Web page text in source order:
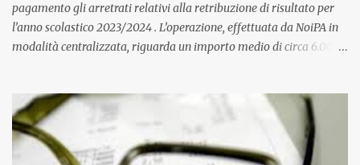
pagamento gli arretrati relativi alla retribuzione di risultato per
l’anno scolastico 2023/2024 . L’operazione, effettuata da NoiPA in
modalità centralizzata, riguarda un importo medio di circa 6.000
ordinaria di ottobre . Cos’è la retribuzione di risultato La
retribuzione di risultato rappresenta la parte variabile dello
stipendio dei dirigenti scolastici. Viene corrisposta per valorizzare